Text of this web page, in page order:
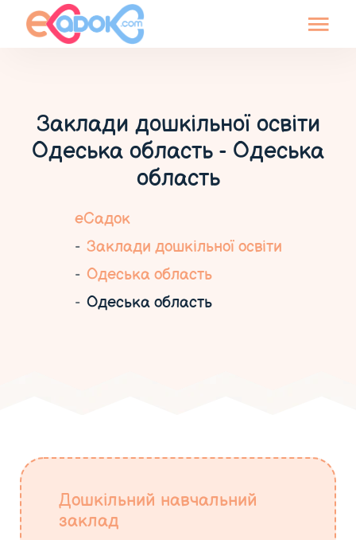
Заклади дошкільної освіти
Одеська область - Одеська
область
еСадок
Заклади дошкільної освіти
Одеська область
Одеська область
Дошкільний навчальний
заклад